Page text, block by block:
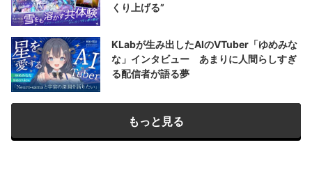
くり上げる”
KLabが生み出したAIのVTuber「ゆめみな
な」インタビュー あまりに人間らしすぎ
る配信者が語る夢
もっと見る